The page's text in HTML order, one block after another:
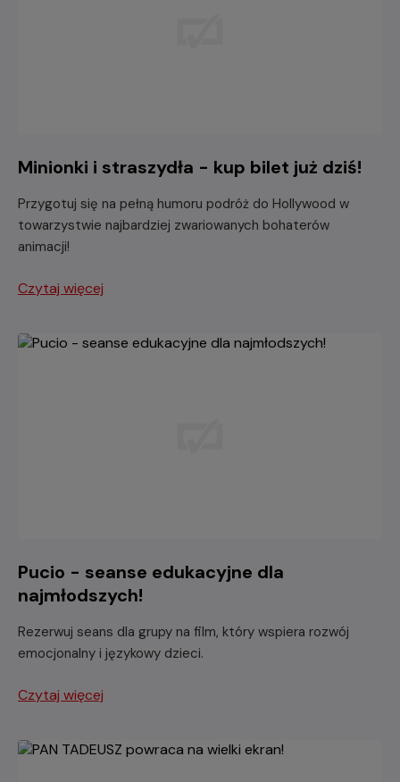
Minionki i straszydła - kup bilet już dziś!
Przygotuj się na pełną humoru podróż do Hollywood w
towarzystwie najbardziej zwariowanych bohaterów
animacji!
Czytaj więcej
Pucio - seanse edukacyjne dla
najmłodszych!
Rezerwuj seans dla grupy na film, który wspiera rozwój
emocjonalny i językowy dzieci.
Czytaj więcej